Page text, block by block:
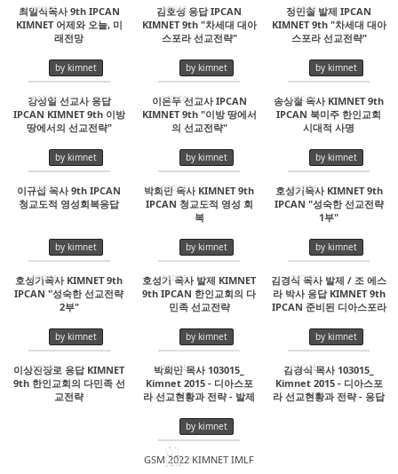
notice
14969
최일식목사 9th IPCAN
KIMNET 어제와 오늘, 미
래전망
notice
14774
김호성 응답 IPCAN
KIMNET 9th "차세대 대아
스포라 선교전략"
notice
14891
정민철 발제 IPCAN
KIMNET 9th "차세대 대아
스포라 선교전략"
notice
by kimnet
16149
강성일 선교사 응답
IPCAN KIMNET 9th 이방
땅에서의 선교전략"
notice
by kimnet
16882
이은무 선교사 IPCAN
KIMNET 9th "이방 땅에서
의 선교전략"
notice
by kimnet
21228
송상철 목사 KIMNET 9th
IPCAN 북미주 한인교회
시대적 사명
notice
by kimnet
이규섭 목사 9th IPCAN
청교도적 영성회복응답
notice
by kimnet
15655
박희민 목사 KIMNET 9th
IPCAN 청교도적 영성 회
복
notice
by kimnet
16212
호성기목사 KIMNET 9th
IPCAN "성숙한 선교전략
1부"
notice
by kimnet
15101
호성기목사 KIMNET 9th
IPCAN "성숙한 선교전략
2부"
notice
by kimnet
34649
호성기 목사 발제 KIMNET
9th IPCAN 한인교회의 다
민족 선교전략
notice
by kimnet
15906
김경식 목사 발제 / 조 에스
라 박사 응답 KIMNET 9th
IPCAN 준비된 디아스포라
notice
by kimnet
16739
이상진장로 응답 KIMNET
9th 한인교회의 다민족 선
교전략
notice
by kimnet
80195
박희민 목사 103015_
Kimnet 2015 - 디아스포
라 선교현황과 전략 - 발제
notice
by kimnet
16122
김경식 목사 103015_
Kimnet 2015 - 디아스포
라 선교현황과 전략 - 응답
01
JUN
by kimnet
GSM 2022 KIMNET IMLF